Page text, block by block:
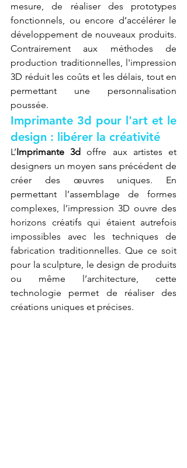
mesure, de réaliser des prototypes
fonctionnels, ou encore d’accélérer le
développement de nouveaux produits.
Contrairement aux méthodes de
production traditionnelles, l'impression
3D réduit les coûts et les délais, tout en
permettant une personnalisation
poussée.
Imprimante 3d pour l'art et le
design : libérer la créativité
L’Imprimante 3d offre aux artistes et
designers un moyen sans précédent de
créer des œuvres uniques. En
permettant l’assemblage de formes
complexes, l’impression 3D ouvre des
horizons créatifs qui étaient autrefois
impossibles avec les techniques de
fabrication traditionnelles. Que ce soit
pour la sculpture, le design de produits
ou même l’architecture, cette
technologie permet de réaliser des
créations uniques et précises.